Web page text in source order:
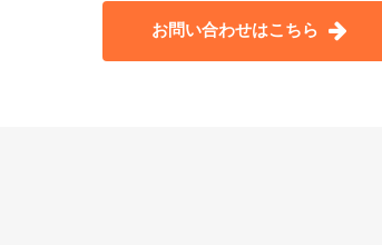
お問い合わせはこちら